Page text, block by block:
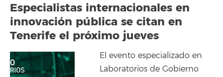
Especialistas internacionales en
innovación pública se citan en
Tenerife el próximo jueves
El evento especializado en
Laboratorios de Gobierno